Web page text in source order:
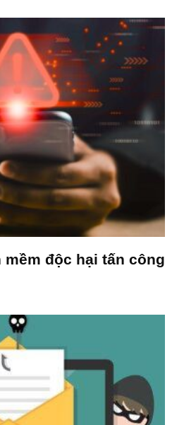
mềm độc hại tấn công